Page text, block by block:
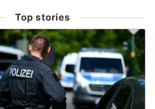
Top stories